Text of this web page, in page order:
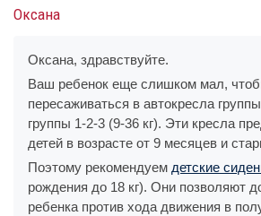
Оксана
Оксана, здравствуйте.
Ваш ребенок еще слишком мал,
пересаживаться в автокресла
группы 1-2-3 (9-36 кг). Эти кресла
детей в возрасте от 9 месяцев и
Поэтому рекомендуем детские
рождения до 18 кг). Они позволяют
ребенка против хода движения в